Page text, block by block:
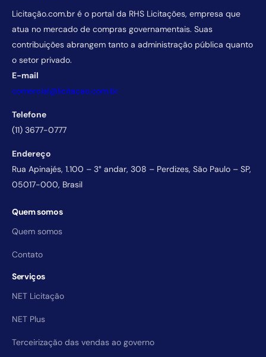
Licitação.com.br é o portal da RHS Licitações, empresa que
atua no mercado de compras governamentais. Suas
contribuições abrangem tanto a administração pública quanto
o setor privado.
E-mail
comercial@licitacao.com.br
Telefone
(11) 3677-0777
Endereço
Rua Apinajés, 1.100 – 3° andar, 308 – Perdizes, São Paulo – SP,
05017-000, Brasil
Quem somos
Quem somos
Contato
Serviços
NET Licitação
NET Plus
Terceirização das vendas ao governo